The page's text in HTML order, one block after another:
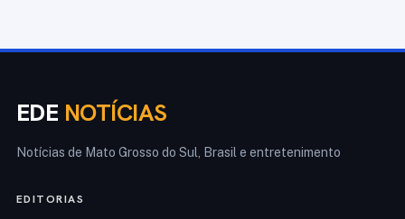
EDE NOTÍCIAS
Notícias de Mato Grosso do Sul, Brasil e entretenimento
EDITORIAS